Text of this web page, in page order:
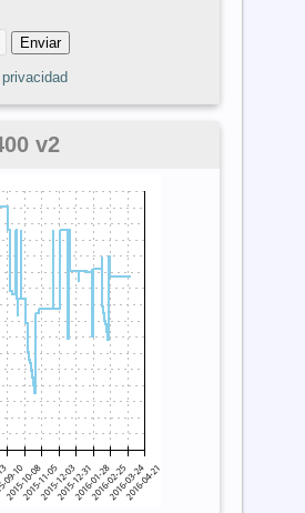
v2